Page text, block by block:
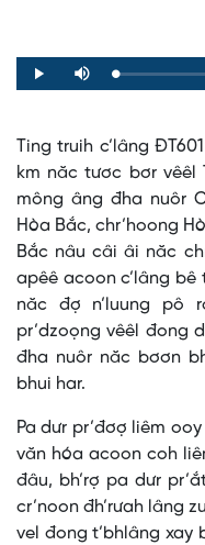
Play Mute Loaded:
0%
Progress:
0%
Ting truih c’lâng
km năc tươc bơr vêêl
mông âng đha nuôr
Hòa Bắc, chr’hoong
Bắc nâu câi âi năc
apêê acoon c’lâng bê
năc đợ n’luung pô
pr’dzoọng vêêl đong
đha nuôr năc bơơn
bhui har.
Pa dưr pr’đơợ liêm
văn hóa acoon coh
đâu, bh’rợ pa dưr
cr’noon đh’rưah lâng
vel đong t’bhlâng xay